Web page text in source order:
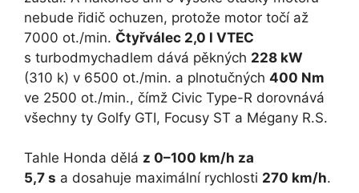
nebude řidič ochuzen, protože motor točí až
7000 ot./min. Čtyřválec 2,0 l VTEC
s turbodmychadlem dává pěkných 228 kW
(310 k) v 6500 ot./min. a plnotučných 400 Nm
ve 2500 ot./min., čímž Civic Type-R dorovnává
všechny ty Golfy GTI, Focusy ST a Mégany R.S.
Tahle Honda dělá z 0–100 km/h za
5,7 s a dosahuje maximální rychlosti 270 km/h.